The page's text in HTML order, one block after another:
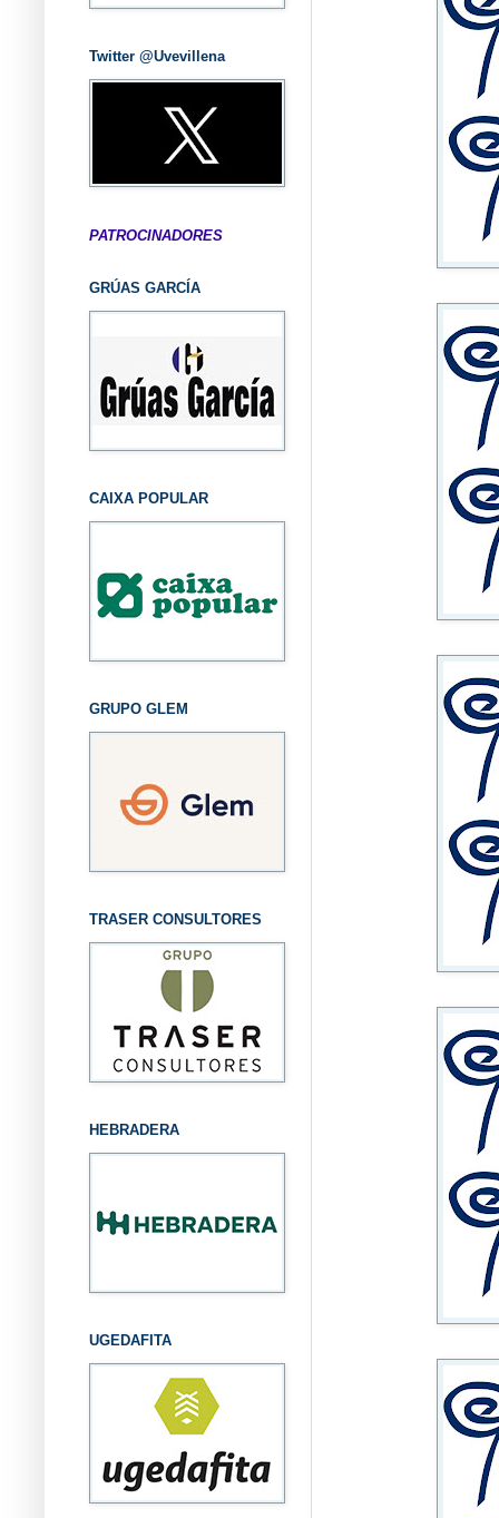
Twitter @Uvevillena
PATROCINADORES
GRÚAS GARCÍA
CAIXA POPULAR
GRUPO GLEM
TRASER CONSULTORES
HEBRADERA
UGEDAFITA